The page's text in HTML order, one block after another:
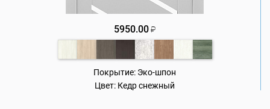
5950.00 ₽
Покрытие: Эко-шпон
Цвет: Кедр снежный